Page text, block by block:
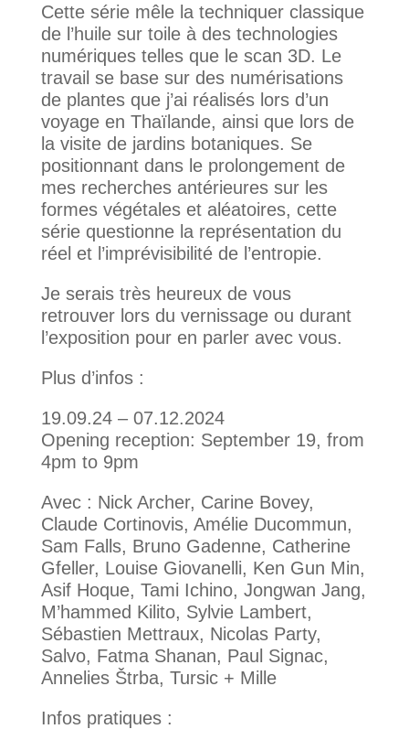
Cette série mêle la techniquer classique
de l’huile sur toile à des technologies
numériques telles que le scan 3D. Le
travail se base sur des numérisations
de plantes que j’ai réalisés lors d’un
voyage en Thaïlande, ainsi que lors de
la visite de jardins botaniques. Se
positionnant dans le prolongement de
mes recherches antérieures sur les
formes végétales et aléatoires, cette
série questionne la représentation du
réel et l’imprévisibilité de l’entropie.
Je serais très heureux de vous
retrouver lors du vernissage ou durant
l’exposition pour en parler avec vous.
Plus d’infos :
19.09.24 – 07.12.2024
Opening reception: September 19, from
4pm to 9pm
Avec : Nick Archer, Carine Bovey,
Claude Cortinovis, Amélie Ducommun,
Sam Falls, Bruno Gadenne, Catherine
Gfeller, Louise Giovanelli, Ken Gun Min,
Asif Hoque, Tami Ichino, Jongwan Jang,
M’hammed Kilito, Sylvie Lambert,
Sébastien Mettraux, Nicolas Party,
Salvo, Fatma Shanan, Paul Signac,
Annelies Štrba, Tursic + Mille
Infos pratiques :